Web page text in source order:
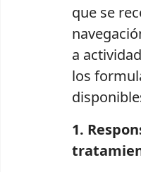
que se
a
los
1.